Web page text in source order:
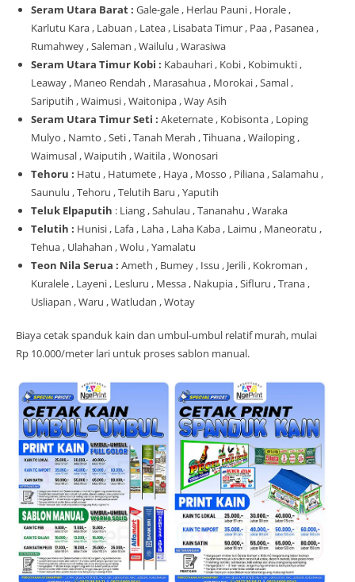
Seram Utara Barat : Gale-gale , Herlau Pauni , Horale ,
Karlutu Kara , Labuan , Latea , Lisabata Timur , Paa , Pasanea ,
Rumahwey , Saleman , Wailulu , Warasiwa
Seram Utara Timur Kobi : Kabauhari , Kobi , Kobimukti ,
Leaway , Maneo Rendah , Marasahua , Morokai , Samal ,
Sariputih , Waimusi , Waitonipa , Way Asih
Seram Utara Timur Seti : Aketernate , Kobisonta , Loping
Mulyo , Namto , Seti , Tanah Merah , Tihuana , Wailoping ,
Waimusal , Waiputih , Waitila , Wonosari
Tehoru : Hatu , Hatumete , Haya , Mosso , Piliana , Salamahu ,
Saunulu , Tehoru , Telutih Baru , Yaputih
Teluk Elpaputih : Liang , Sahulau , Tananahu , Waraka
Telutih : Hunisi , Lafa , Laha , Laha Kaba , Laimu , Maneoratu ,
Tehua , Ulahahan , Wolu , Yamalatu
Teon Nila Serua :Ameth , Bumey , Issu , Jerili , Kokroman ,
Kuralele , Layeni , Lesluru , Messa , Nakupia , Sifluru , Trana ,
Usliapan , Waru , Watludan , Wotay
Biaya cetak spanduk kain dan umbul-umbul relatif murah, mulai
Rp 10.000/meter lari untuk proses sablon manual.